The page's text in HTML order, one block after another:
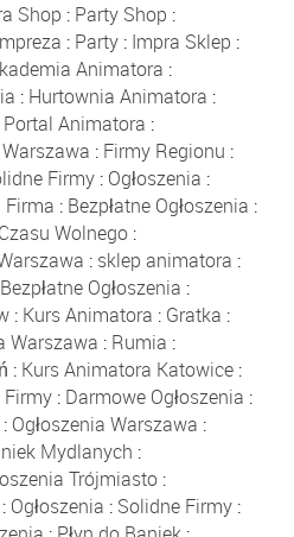
Shop : Party Shop :
: Party : Impra Sklep :
Animatora :
: Hurtownia Animatora :
Portal Animatora :
: Firmy Regionu :
Firmy: Ogłoszenia :
Firma : Bezpłatne Ogłoszenia :
Wolnego:
: sklep animatora :
Bezpłatne Ogłoszenia :
: Kurs Animatora : Gratka :
Warszawa : Rumia :
: Kurs Animatora Katowice :
Firmy : Darmowe Ogłoszenia :
: Ogłoszenia Warszawa :
Mydlanych :
Trójmiasto :
: Ogłoszenia : Solidne Firmy :